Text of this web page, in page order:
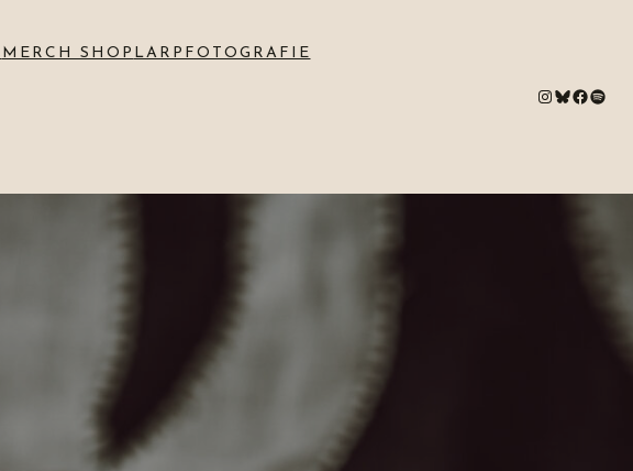
MERCH SHOP LARPFOTOGRAFIE
# Bluesky # Spotify